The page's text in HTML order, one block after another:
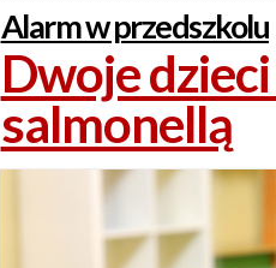
Alarm w przedszkolu
Dwoje
salmonellą